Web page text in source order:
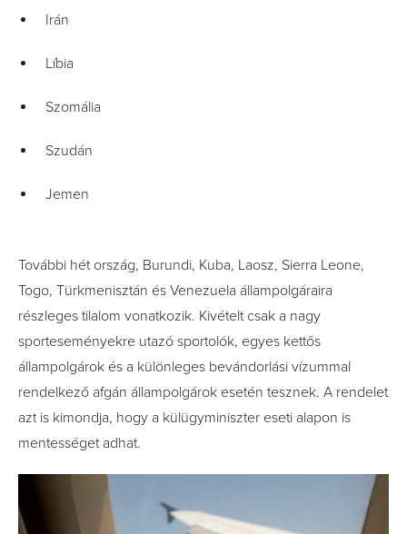
Irán
Líbia
Szomália
Szudán
Jemen
További hét ország, Burundi, Kuba, Laosz, Sierra Leone,
Togo, Türkmenisztán és Venezuela állampolgáraira
részleges tilalom vonatkozik. Kivételt csak a nagy
sporteseményekre utazó sportolók, egyes kettős
állampolgárok és a különleges bevándorlási vízummal
rendelkező afgán állampolgárok esetén tesznek. A rendelet
azt is kimondja, hogy a külügyminiszter eseti alapon is
mentességet adhat.